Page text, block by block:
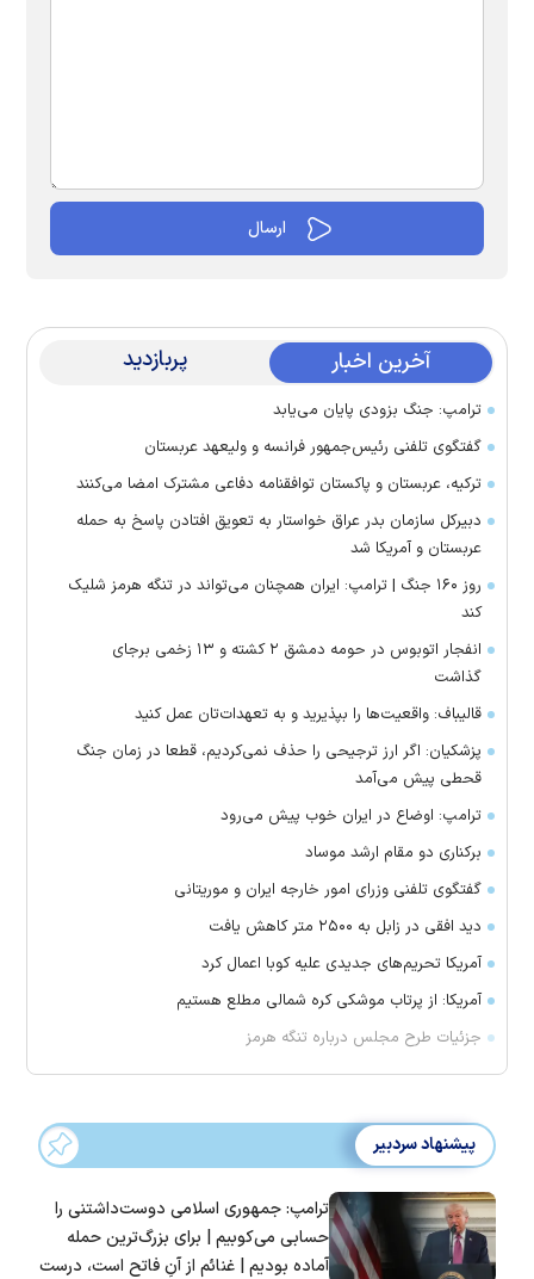
آخرین اخبار پربازدید
ترامپ: جنگ بزودی پایان می‌یابد
گفتگوی تلفنی رئیس‌جمهور فرانسه و ولیعهد عربستان
ترکیه، عربستان و پاکستان توافقنامه دفاعی مشترک امضا می‌کنند
دبیرکل سازمان بدر عراق خواستار به تعویق افتادن پاسخ به حمله
عربستان و آمریکا شد
روز ۱۶۰ جنگ | ترامپ: ایران همچنان می‌تواند در تنگه هرمز شلیک
کند
انفجار اتوبوس در حومه دمشق ۲ کشته و ۱۳ زخمی برجای
گذاشت
قالیباف: واقعیت‌ها را بپذیرید و به تعهدات‌تان عمل کنید
پزشکیان: اگر ارز ترجیحی را حذف نمی‌کردیم، قطعا در زمان جنگ
قحطی پیش می‌آمد
ترامپ: اوضاع در ایران خوب پیش می‌رود
برکناری دو مقام ارشد موساد
گفتگوی تلفنی وزرای امور خارجه ایران و موریتانی
دید افقی در زابل به ۲۵۰۰ متر کاهش یافت
آمریکا تحریم‌های جدیدی علیه کوبا اعمال کرد
آمریکا: از پرتاب موشکی کره شمالی مطلع هستیم
جزئیات طرح مجلس درباره تنگه هرمز
پیشنهاد سردبیر
ترامپ: جمهوری اسلامی دوست‌داشتنی را
حسابی می‌کوبیم | برای بزرگ‌ترین حمله
آماده بودیم | غنائم از آنِ فاتح است، درست